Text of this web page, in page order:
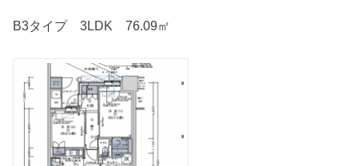
B3タイプ 3LDK 76.09㎡